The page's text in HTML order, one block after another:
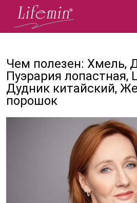
Чем полезен: Хмель,
Пуэрария лопастная,
Дудник китайский,
порошок